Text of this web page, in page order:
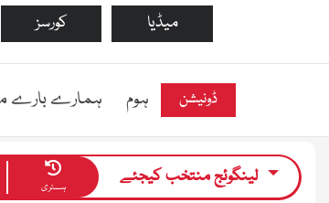
کورسز میڈیا
ہوم ہمارے بارے ڈونیشن
ہسٹری لینگوئج منتخب کیجئے